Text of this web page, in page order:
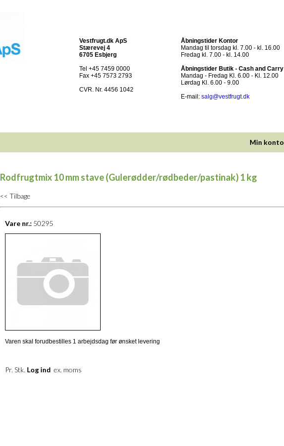
Vestfrugt.dk ApS
Stærevej 4
6705 Esbjerg
Tel +45 7459 0000
Fax +45 7573 2793
CVR. Nr. 4456 1042
Åbningstider Kontor
Mandag til torsdag kl. 7.00 - kl. 16.00
Fredag kl. 7.00 - kl. 14.00
Åbningstider Butik - Cash and Carry
Mandag - Fredag Kl. 6.00 - Kl. 12.00
Lørdag Kl. 6.00 - 9.00
E-mail: salg@vestfrugt.dk
Min konto
Rodfrugtmix 10 mm stave (Gulerødder/rødbeder/pastinak) 1 kg
<< Tilbage
Vare nr.: 50295
Varen skal forudbestilles 1 arbejdsdag før ønsket levering
Pr. Stk. Log ind ex. moms